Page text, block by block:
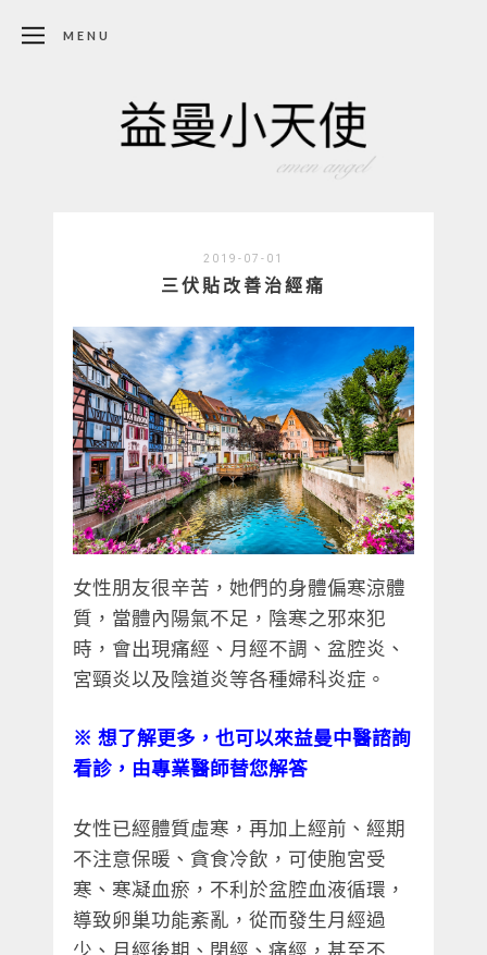
MENU
2019-07-01
三伏貼改善治經痛
女性朋友很辛苦，她們的身體偏寒涼體
質，當體內陽氣不足，陰寒之邪來犯
時，會出現痛經、月經不調、盆腔炎、
宮頸炎以及陰道炎等各種婦科炎症。
※ 想了解更多，也可以來益曼中醫諮詢
看診，由專業醫師替您解答
女性已經體質虛寒，再加上經前、經期
不注意保暖、貪食冷飲，可使胞宮受
寒、寒凝血瘀，不利於盆腔血液循環，
導致卵巢功能紊亂，從而發生月經過
少、月經後期、閉經、痛經，甚至不